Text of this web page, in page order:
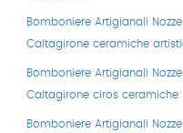
Bomboniere Artigianali
Caltagirone ceramiche
Bomboniere Artigianali
Caltagirone ciros ceramiche
Bomboniere Artigianali